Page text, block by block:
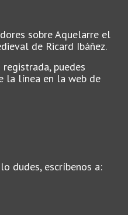
sobre Aquelarre el
de Ricard Ibáñez.
puedes
la línea en la web de
dudes, escríbenos a: